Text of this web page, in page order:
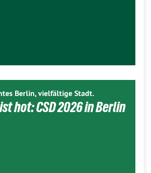
Berlin, vielfältige Stadt.
hot: CSD 2026 in Berlin